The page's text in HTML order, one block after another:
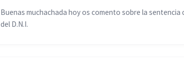
Buenas muchachada hoy os comento sobre la sentencia
del D.N.I.